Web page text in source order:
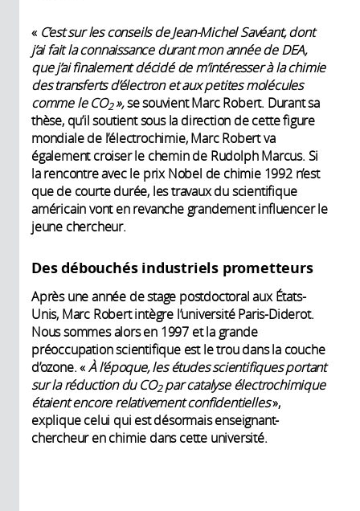
« C’est sur les conseils de Jean-Michel Savéant, dont
j’ai fait la connaissance durant mon année de DEA,
que j’ai finalement décidé de m’intéresser à la chimie
des transferts d’électron et aux petites molécules
comme le CO2»,se souvient Marc Robert. Durant sa
thèse, qu’il soutient sous la direction de cette figure
mondiale de l’électrochimie, Marc Robert va
également croiser le chemin de Rudolph Marcus. Si
la rencontre avec le prix Nobel de chimie 1992 n’est
que de courte durée, les travaux du scientifique
américain vont en revanche grandement influencer le
jeune chercheur.
Des débouchés industriels prometteurs
Après une année de stage postdoctoral aux États-
Unis, Marc Robert intègre l’université Paris-Diderot.
Nous sommes alors en 1997 et la grande
préoccupation scientifique est le trou dans la couche
d’ozone. «À l’époque, les études scientifiques portant
sur la réduction du CO2par catalyse électrochimique
étaient encore relativement confidentielles»,
explique celui qui est désormais enseignant-
chercheur en chimie dans cette université.